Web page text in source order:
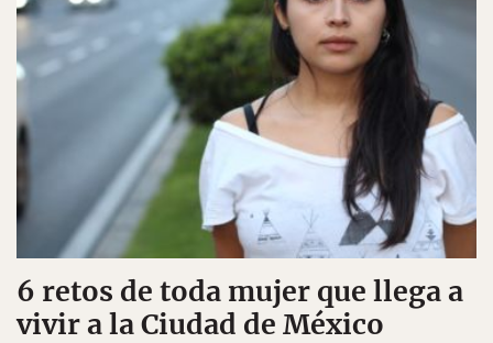
6 retos de toda mujer que llega a
vivir a la Ciudad de México